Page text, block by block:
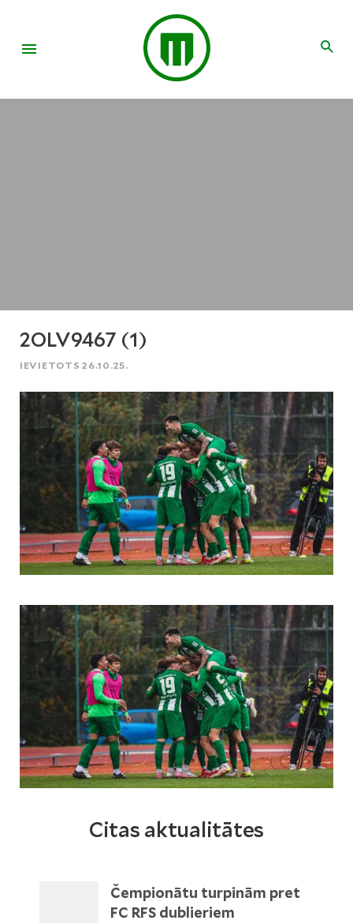
2OLV9467 (1)
IEVIETOTS 26.10.25.
Citas aktualitātes
Čempionātu turpinām pret
FC RFS dublieriem